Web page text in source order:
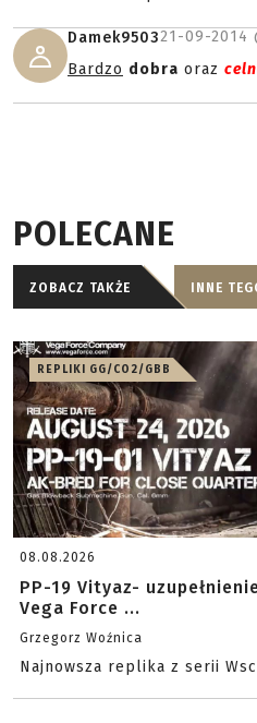
Damek950321-09-2014
Bardzo dobra oraz
POLECANE
ZOBACZ TAKŻE INNE
REPLIKI GG/CO2/GBB
08.08.2026
PP-19 Vityaz-
Vega Force ...
Grzegorz Woźnica
Najnowsza replika z serii